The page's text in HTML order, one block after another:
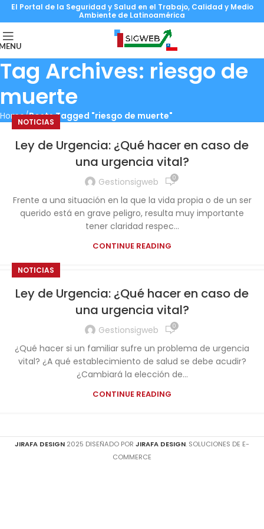
El Portal de la Seguridad y Salud en el Trabajo, Calidad y Medio
Ambiente de Latinoamérica
Tag Archives: riesgo de
muerte
Home Posts Tagged "riesgo de muerte"
NOTICIAS
Ley de Urgencia: ¿Qué hacer en caso de
una urgencia vital?
Gestionsigweb 0
Frente a una situación en la que la vida propia o de un ser
querido está en grave peligro, resulta muy importante
tener claridad respec...
CONTINUE READING
NOTICIAS
Ley de Urgencia: ¿Qué hacer en caso de
una urgencia vital?
Gestionsigweb 0
¿Qué hacer si un familiar sufre un problema de urgencia
vital? ¿A qué establecimiento de salud se debe acudir?
¿Cambiará la elección de...
CONTINUE READING
JIRAFA DESIGN 2025 DISEÑADO POR JIRAFA DESIGN. SOLUCIONES DE E-
COMMERCE